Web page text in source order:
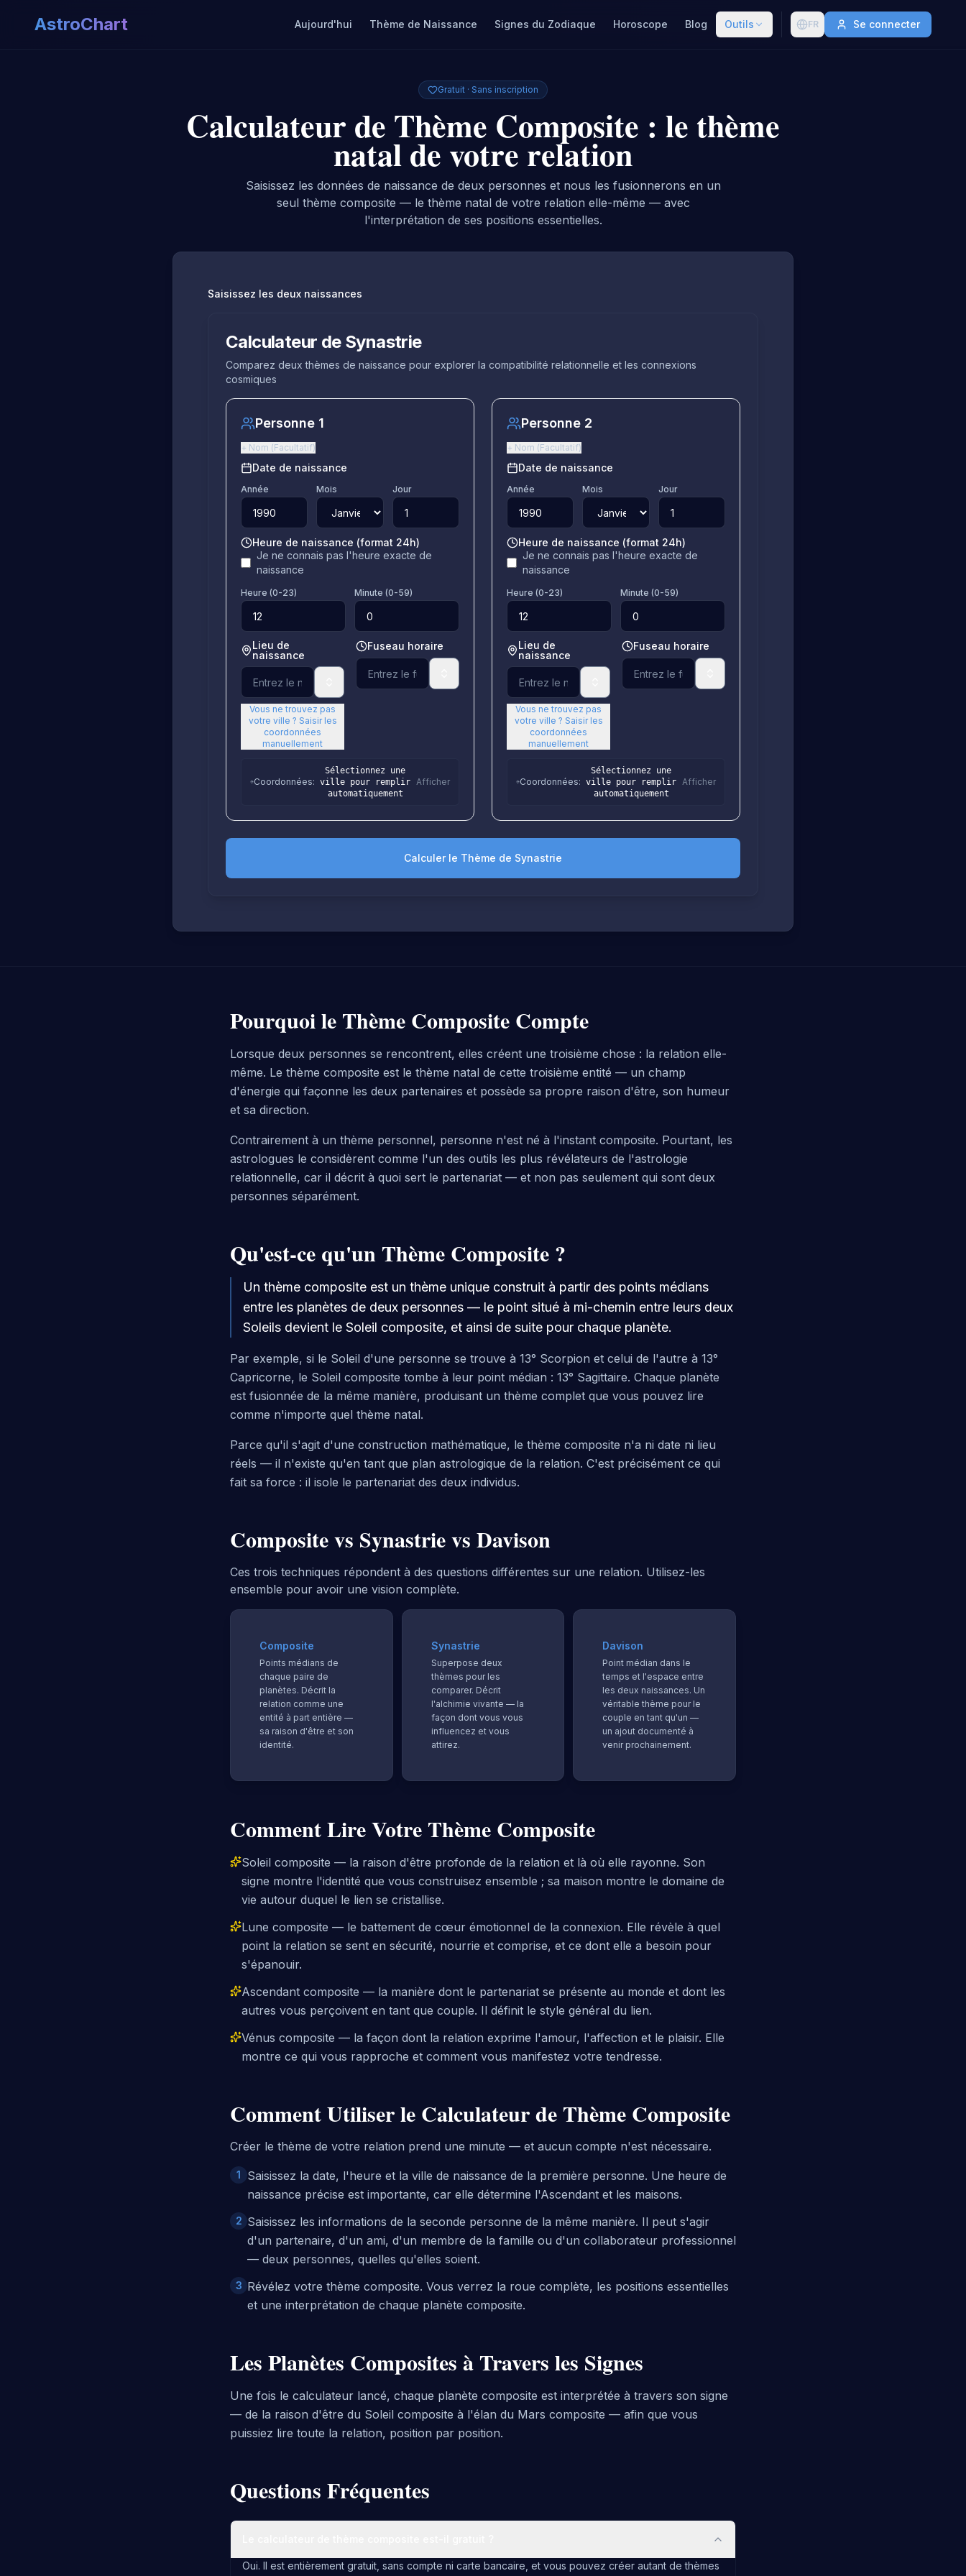
AstroChart Aujourd'hui Thème de Naissance Signes du Zodiaque Horoscope Blog Outils FR Se connecter
Gratuit · Sans inscription
Calculateur de Thème Composite : le thème
natal de votre relation
Saisissez les données de naissance de deux personnes et nous les fusionnerons en un
seul thème composite — le thème natal de votre relation elle-même — avec
l'interprétation de ses positions essentielles.
Saisissez les deux naissances
Calculateur de Synastrie
Comparez deux thèmes de naissance pour explorer la compatibilité relationnelle et les connexions
cosmiques
Personne 1
+ Nom (Facultatif)
Date de naissance
Année Mois Jour
Heure de naissance (format 24h)
Je ne connais pas l'heure exacte de
naissance
Heure (0-23) Minute (0-59)
Lieu de
naissance
Vous ne trouvez pas
votre ville ? Saisir les
coordonnées
manuellement
Fuseau horaire
Coordonnées:
Sélectionnez une
ville pour remplir
automatiquement
Afficher
Personne 2
+ Nom (Facultatif)
Date de naissance
Année Mois Jour
Heure de naissance (format 24h)
Je ne connais pas l'heure exacte de
naissance
Heure (0-23) Minute (0-59)
Lieu de
naissance
Vous ne trouvez pas
votre ville ? Saisir les
coordonnées
manuellement
Fuseau horaire
Coordonnées:
Sélectionnez une
ville pour remplir
automatiquement
Afficher
Calculer le Thème de Synastrie
Pourquoi le Thème Composite Compte
Lorsque deux personnes se rencontrent, elles créent une troisième chose : la relation elle-
même. Le thème composite est le thème natal de cette troisième entité — un champ
d'énergie qui façonne les deux partenaires et possède sa propre raison d'être, son humeur
et sa direction.
Contrairement à un thème personnel, personne n'est né à l'instant composite. Pourtant, les
astrologues le considèrent comme l'un des outils les plus révélateurs de l'astrologie
relationnelle, car il décrit à quoi sert le partenariat — et non pas seulement qui sont deux
personnes séparément.
Qu'est-ce qu'un Thème Composite ?
Un thème composite est un thème unique construit à partir des points médians
entre les planètes de deux personnes — le point situé à mi-chemin entre leurs deux
Soleils devient le Soleil composite, et ainsi de suite pour chaque planète.
Par exemple, si le Soleil d'une personne se trouve à 13° Scorpion et celui de l'autre à 13°
Capricorne, le Soleil composite tombe à leur point médian : 13° Sagittaire. Chaque planète
est fusionnée de la même manière, produisant un thème complet que vous pouvez lire
comme n'importe quel thème natal.
Parce qu'il s'agit d'une construction mathématique, le thème composite n'a ni date ni lieu
réels — il n'existe qu'en tant que plan astrologique de la relation. C'est précisément ce qui
fait sa force : il isole le partenariat des deux individus.
Composite vs Synastrie vs Davison
Ces trois techniques répondent à des questions différentes sur une relation. Utilisez-les
ensemble pour avoir une vision complète.
Composite
Points médians de
chaque paire de
planètes. Décrit la
relation comme une
entité à part entière —
sa raison d'être et son
identité.
Synastrie
Superpose deux
thèmes pour les
comparer. Décrit
l'alchimie vivante — la
façon dont vous vous
influencez et vous
attirez.
Davison
Point médian dans le
temps et l'espace entre
les deux naissances. Un
véritable thème pour le
couple en tant qu'un —
un ajout documenté à
venir prochainement.
Comment Lire Votre Thème Composite
Soleil composite — la raison d'être profonde de la relation et là où elle rayonne. Son
signe montre l'identité que vous construisez ensemble ; sa maison montre le domaine de
vie autour duquel le lien se cristallise.
Lune composite — le battement de cœur émotionnel de la connexion. Elle révèle à quel
point la relation se sent en sécurité, nourrie et comprise, et ce dont elle a besoin pour
s'épanouir.
Ascendant composite — la manière dont le partenariat se présente au monde et dont les
autres vous perçoivent en tant que couple. Il définit le style général du lien.
Vénus composite — la façon dont la relation exprime l'amour, l'affection et le plaisir. Elle
montre ce qui vous rapproche et comment vous manifestez votre tendresse.
Comment Utiliser le Calculateur de Thème Composite
Créer le thème de votre relation prend une minute — et aucun compte n'est nécessaire.
1
Saisissez la date, l'heure et la ville de naissance de la première personne. Une heure de
naissance précise est importante, car elle détermine l'Ascendant et les maisons.
2 Saisissez les informations de la seconde personne de la même manière. Il peut s'agir
d'un partenaire, d'un ami, d'un membre de la famille ou d'un collaborateur professionnel
— deux personnes, quelles qu'elles soient.
3 Révélez votre thème composite. Vous verrez la roue complète, les positions essentielles
et une interprétation de chaque planète composite.
Les Planètes Composites à Travers les Signes
Une fois le calculateur lancé, chaque planète composite est interprétée à travers son signe
— de la raison d'être du Soleil composite à l'élan du Mars composite — afin que vous
puissiez lire toute la relation, position par position.
Questions Fréquentes
Oui. Il est entièrement gratuit, sans compte ni carte bancaire, et vous pouvez créer autant de thèmes